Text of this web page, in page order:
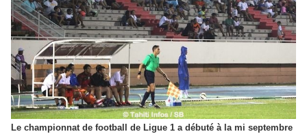
Le championnat de football de Ligue 1 a débuté à la mi septembre